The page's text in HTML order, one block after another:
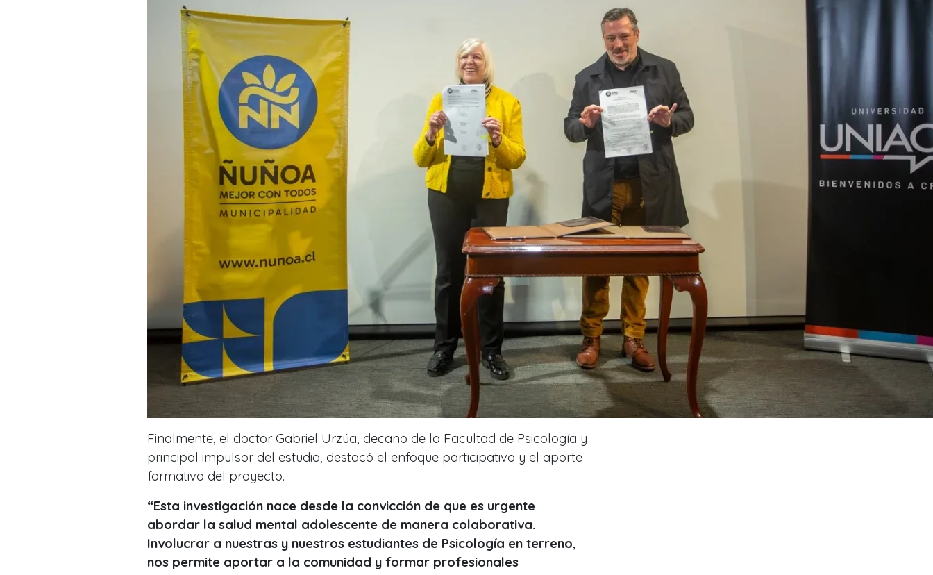
Finalmente, el doctor Gabriel Urzúa, decano de la Facultad de Psicología y
principal impulsor del estudio, destacó el enfoque participativo y el aporte
formativo del proyecto.
“Esta investigación nace desde la convicción de que es urgente
abordar la salud mental adolescente de manera colaborativa.
Involucrar a nuestras y nuestros estudiantes de Psicología en terreno,
nos permite aportar a la comunidad y formar profesionales